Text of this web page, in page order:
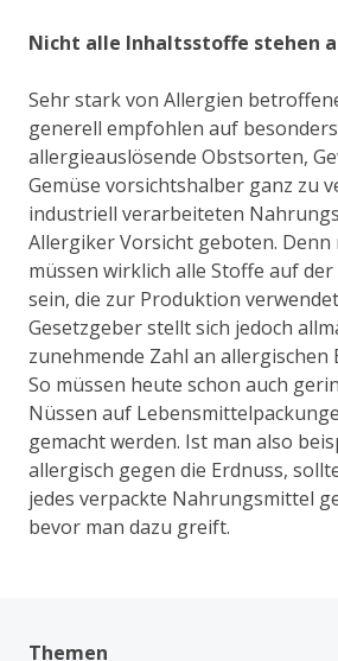
Nicht alle Inhaltsstoffe stehen
Sehr stark von Allergien
generell empfohlen auf besonders
allergieauslösende Obstsorten,
Gemüse vorsichtshalber ganz zu
industriell verarbeiteten
Allergiker Vorsicht geboten. Denn
müssen wirklich alle Stoffe auf
sein, die zur Produktion
Gesetzgeber stellt sich jedoch
zunehmende Zahl an allergischen
So müssen heute schon auch
Nüssen auf
gemacht werden. Ist man also
allergisch gegen die Erdnuss,
jedes verpackte Nahrungsmittel
bevor man dazu greift.
Themen